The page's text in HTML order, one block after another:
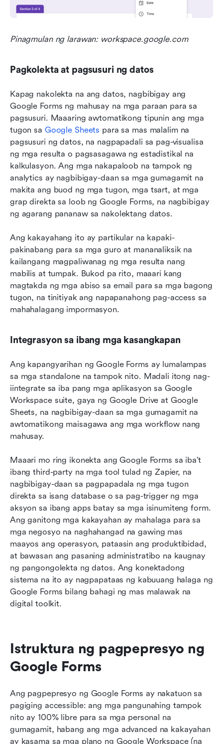
Pinagmulan ng larawan: workspace.google.com
Pagkolekta at pagsusuri ng datos
Kapag nakolekta na ang datos, nagbibigay ang
Google Forms ng mahusay na mga paraan para sa
pagsusuri. Maaaring awtomatikong tipunin ang mga
tugon sa Google Sheets para sa mas malalim na
pagsusuri ng datos, na nagpapadali sa pag-visualisa
ng mga resulta o pagsasagawa ng estadistikal na
kalkulasyon. Ang mga nakapaloob na tampok ng
analytics ay nagbibigay-daan sa mga gumagamit na
makita ang buod ng mga tugon, mga tsart, at mga
grap direkta sa loob ng Google Forms, na nagbibigay
ng agarang pananaw sa nakolektang datos.
Ang kakayahang ito ay partikular na kapaki-
pakinabang para sa mga guro at mananaliksik na
kailangang magpaliwanag ng mga resulta nang
mabilis at tumpak. Bukod pa rito, maaari kang
magtakda ng mga abiso sa email para sa mga bagong
tugon, na tinitiyak ang napapanahong pag-access sa
mahahalagang impormasyon.
Integrasyon sa ibang mga kasangkapan
Ang kapangyarihan ng Google Forms ay lumalampas
sa mga standalone na tampok nito. Madali itong nag-
iintegrate sa iba pang mga aplikasyon sa Google
Workspace suite, gaya ng Google Drive at Google
Sheets, na nagbibigay-daan sa mga gumagamit na
awtomatikong maisagawa ang mga workflow nang
mahusay.
Maaari mo ring ikonekta ang Google Forms sa iba’t
ibang third-party na mga tool tulad ng Zapier, na
nagbibigay-daan sa pagpapadala ng mga tugon
direkta sa isang database o sa pag-trigger ng mga
aksyon sa ibang apps batay sa mga isinumiteng form.
Ang ganitong mga kakayahan ay mahalaga para sa
mga negosyo na naghahangad na gawing mas
maayos ang operasyon, pataasin ang produktibidad,
at bawasan ang pasaning administratibo na kaugnay
ng pangongolekta ng datos. Ang konektadong
sistema na ito ay nagpapataas ng kabuuang halaga ng
Google Forms bilang bahagi ng mas malawak na
digital toolkit.
Istruktura ng pagpepresyo ng
Google Forms
Ang pagpepresyo ng Google Forms ay nakatuon sa
pagiging accessible: ang mga pangunahing tampok
nito ay 100% libre para sa mga personal na
gumagamit, habang ang mga advanced na kakayahan
ay kasama sa mga plano ng Google Workspace (na